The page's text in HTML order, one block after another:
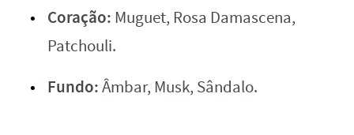
Coração: Muguet, Rosa Damascena,
Patchouli.
Fundo:Âmbar, Musk, Sândalo.